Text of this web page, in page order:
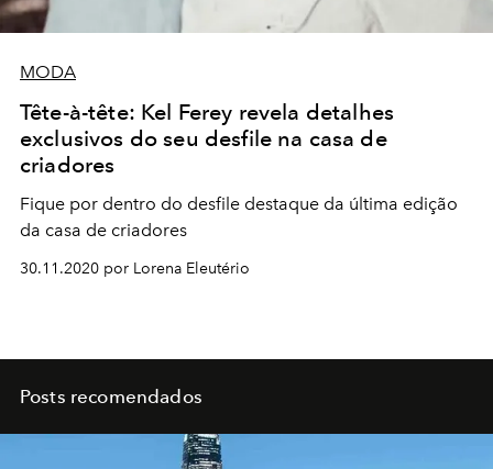
MODA
Tête-à-tête: Kel Ferey revela detalhes
exclusivos do seu desfile na casa de
criadores
Fique por dentro do desfile destaque da última edição
da casa de criadores
30.11.2020 por Lorena Eleutério
Posts recomendados